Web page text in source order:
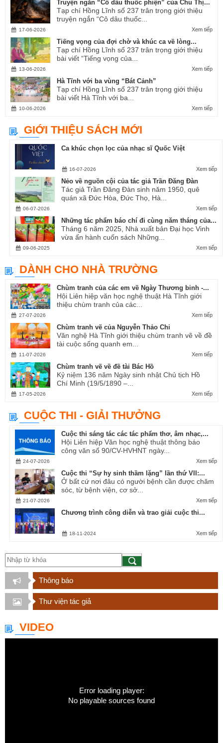
Truyện ngắn “Cô dâu thuốc phiện” của Chu Thị...
Tạp chí Hồng Lĩnh số 237 trân trọng giới thiệu
truyện ngắn “Cô dâu thuốc...
Xem tiếp
17-06-2026
Tiếng vọng của đợi chờ và khúc ca về lòng...
Tạp chí Hồng Lĩnh số 237 trân trọng giới thiệu
bài viết “Tiếng vọng của...
Xem tiếp
13-06-2026
Hà Tĩnh với ba vùng “Bát Cảnh”
Tạp chí Hồng Lĩnh số 237 trân trọng giới thiệu
bài viết Hà Tĩnh với ba...
Xem tiếp
10-06-2026
GIỚI THIỆU SÁCH MỚI
Ca khúc chọn lọc của nhạc sĩ Quốc Việt
Xem tiếp
16-07-2026
Nẻo về nguồn cội của tác giả Trần Đăng Đàn
Tác giả Trần Đăng Đàn sinh năm 1950, quê
quán xã Đức Hòa, Đức Thọ, Hà...
Xem tiếp
06-07-2026
Những tác phẩm báo chí đi cùng năm tháng của...
Tháng 6 năm 2025, Nhà xuất bản Đại học Vinh
vừa ấn hành cuốn sách Những...
Xem tiếp
09-06-2025
DÀNH CHO NHÀ TRƯỜNG
Chùm tranh của các em về Ngày Thương binh -...
Hội Liên hiệp văn học nghệ thuật Hà Tĩnh giới
thiệu chùm tranh của các...
Xem tiếp
27-07-2026
Chùm tranh vẽ của Nguyễn Thảo Chi
Văn nghệ Hà Tĩnh giới thiệu chùm tranh vẽ về đề
tài cuộc sống quanh em...
Xem tiếp
11-07-2026
Chùm tranh vẽ về đề tài Bác Hồ
Kỷ niệm 136 năm Ngày sinh nhật Chủ tịch Hồ
Chí Minh (19/5/1890 –...
Xem tiếp
17-05-2026
CUỘC THI - GIẢI THƯỞNG
Cuộc thi sáng tác các tác phẩm thơ, âm nhạc,...
Hội Liên hiệp Văn học nghệ thuật thông báo
công văn số 90/CV-HVHNT ngày...
Xem tiếp
24-07-2026
Cuộc thi “Sự hy sinh thầm lặng” lần thứ VII:...
Ở bất cứ nơi đâu có người bệnh cần được chăm
sóc, từ bệnh viện, cơ sở...
Xem tiếp
21-07-2026
Chương trình công diễn và trao giải cuộc thi...
Xem tiếp
18-11-2024
Thông báo
Thư viện tác giả
VIDEO
Error loading player:
No playable sources found